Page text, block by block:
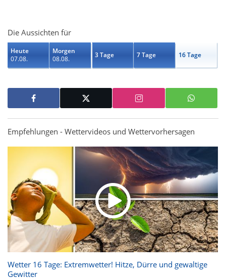
Die Aussichten für
Heute
07.08.
Morgen
08.08.
3 Tage 7 Tage 16 Tage
Empfehlungen - Wettervideos und Wettervorhersagen
Wetter 16 Tage: Extremwetter! Hitze, Dürre und gewaltige
Gewitter